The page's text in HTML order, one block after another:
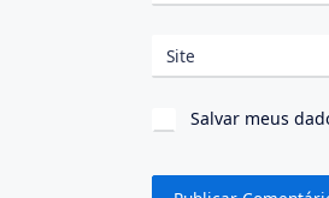
Site
Salvar meus